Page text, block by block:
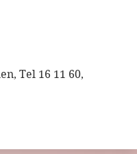
Tel 16 11 60,